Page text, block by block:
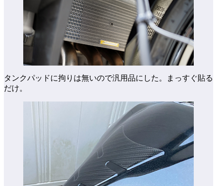
タンクパッドに拘りは無いので汎用品にした。まっすぐ貼る
だけ。